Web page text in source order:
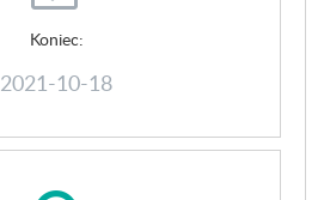
Koniec:
2021-10-18